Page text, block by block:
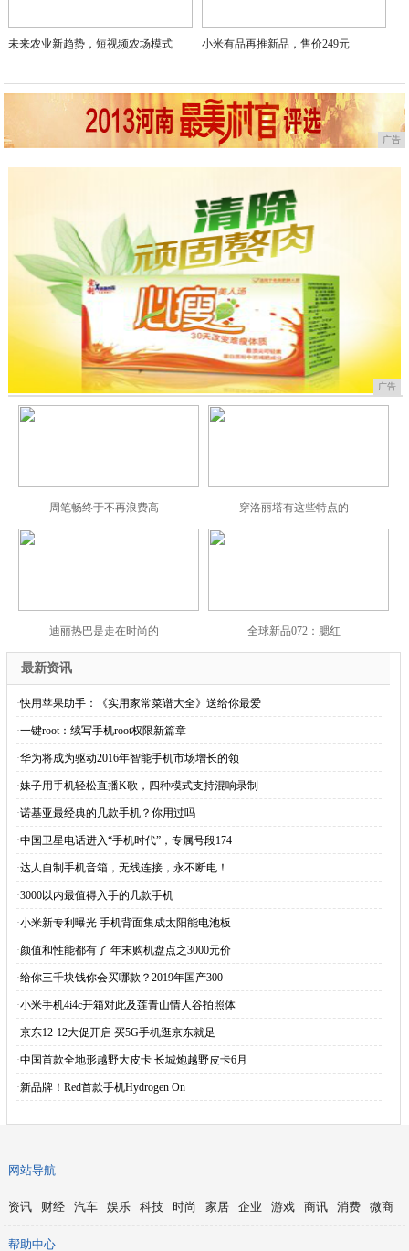
未来农业新趋势，短视频农场模式 小米有品再推新品，售价249元
广告
广告
周笔畅终于不再浪费高 穿洛丽塔有这些特点的
迪丽热巴是走在时尚的 全球新品072：腮红
最新资讯
·快用苹果助手：《实用家常菜谱大全》送给你最爱
·一键root：续写手机root权限新篇章
·华为将成为驱动2016年智能手机市场增长的领
·妹子用手机轻松直播K歌，四种模式支持混响录制
·诺基亚最经典的几款手机？你用过吗
·中国卫星电话进入“手机时代”，专属号段174
·达人自制手机音箱，无线连接，永不断电！
·3000以内最值得入手的几款手机
·小米新专利曝光 手机背面集成太阳能电池板
·颜值和性能都有了 年末购机盘点之3000元价
·给你三千块钱你会买哪款？2019年国产300
·小米手机4i4c开箱对此及莲青山情人谷拍照体
·京东12·12大促开启 买5G手机逛京东就足
·中国首款全地形越野大皮卡 长城炮越野皮卡6月
·新品牌！Red首款手机Hydrogen On
网站导航
资讯 财经 汽车 娱乐 科技 时尚 家居 企业 游戏 商讯 消费 微商
帮助中心